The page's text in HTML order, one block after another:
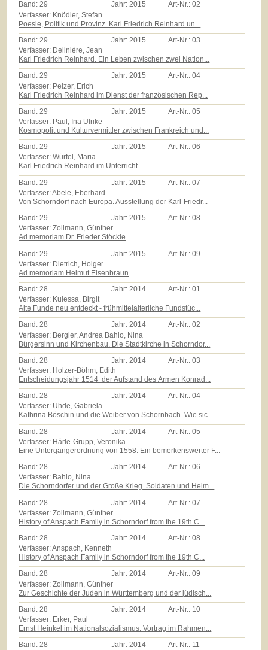
Band:29 Jahr:2015 Art-Nr.:02
Verfasser: Knödler, Stefan
Poesie, Politik und Provinz. Karl Friedrich Reinhard un...
Band:29 Jahr:2015 Art-Nr.:03
Verfasser: Delinière, Jean
Karl Friedrich Reinhard. Ein Leben zwischen zwei Nation...
Band:29 Jahr:2015 Art-Nr.:04
Verfasser: Pelzer, Erich
Karl Friedrich Reinhard im Dienst der französischen Rep...
Band: 29 Jahr: 2015 Art-Nr.:05
Verfasser: Paul, Ina Ulrike
Kosmopolit und Kulturvermittler zwischen Frankreich und...
Band:29 Jahr:2015 Art-Nr.:06
Verfasser: Würfel, Maria
Karl Friedrich Reinhard im Unterricht
Band: 29 Jahr: 2015 Art-Nr.:07
Verfasser: Abele, Eberhard
Von Schorndorf nach Europa. Ausstellung der Karl-Friedr...
Band:29 Jahr:2015 Art-Nr.:08
Verfasser: Zollmann, Günther
Ad memoriam Dr. Frieder Stöckle
Band: 29 Jahr: 2015 Art-Nr.:09
Verfasser: Dietrich, Holger
Ad memoriam Helmut Eisenbraun
Band:28 Jahr:2014 Art-Nr.:01
Verfasser: Kulessa, Birgit
Alte Funde neu entdeckt - frühmittelalterliche Fundstüc...
Band:28 Jahr:2014 Art-Nr.:02
Verfasser: Bergler, Andrea Bahlo, Nina
Bürgersinn und Kirchenbau. Die Stadtkirche in Schorndor...
Band:28 Jahr:2014 Art-Nr.:03
Verfasser: Holzer-Böhm, Edith
Entscheidungsjahr 1514  der Aufstand des Armen Konrad...
Band:28 Jahr:2014 Art-Nr.:04
Verfasser: Uhde, Gabriela
Kathrina Böschin und die Weiber von Schornbach. Wie sic...
Band: 28 Jahr: 2014 Art-Nr.:05
Verfasser: Härle-Grupp, Veronika
Eine Untergängerordnung von 1558. Ein bemerkenswerter F...
Band:28 Jahr:2014 Art-Nr.:06
Verfasser: Bahlo, Nina
Die Schorndorfer und der Große Krieg. Soldaten und Heim...
Band: 28 Jahr: 2014 Art-Nr.:07
Verfasser: Zollmann, Günther
History of Anspach Family in Schorndorf from the 19th C...
Band:28 Jahr:2014 Art-Nr.:08
Verfasser: Anspach, Kenneth
History of Anspach Family in Schorndorf from the 19th C...
Band:28 Jahr:2014 Art-Nr.:09
Verfasser: Zollmann, Günther
Zur Geschichte der Juden in Württemberg und der jüdisch...
Band:28 Jahr:2014 Art-Nr.: 10
Verfasser: Erker, Paul
Ernst Heinkel im Nationalsozialismus. Vortrag im Rahmen...
Band:28 Jahr:2014 Art-Nr.: 11